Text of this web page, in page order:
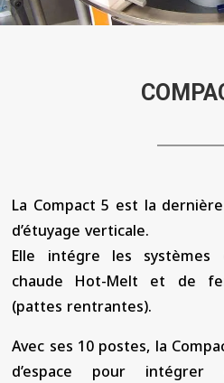
La Compact 5 est la
d’étuyage verticale.
Elle intégre les
chaude Hot-Melt et de
(pattes rentrantes).
Avec ses 10 postes, la
d’espace pour